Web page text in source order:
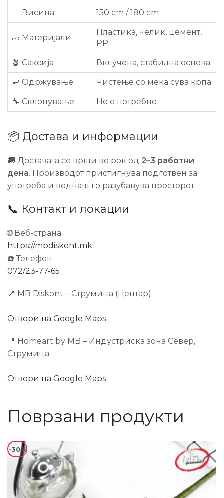
📏 Висина 150 cm / 180 cm
🧱 Материјали
Пластика, челик, цемент,
PP
🪴 Саксија Вклучена, стабилна основа
🧼 Одржување Чистење со мека сува крпа
🔧 Склопување Не е потребно
📦 Достава и информации
🚚 Доставата се врши во рок од 2–3 работни
дена. Производот пристигнува подготвен за
употреба и веднаш го разубавува просторот.
📞 Контакт и локации
🌐 Веб-страна:
https://mbdiskont.mk
☎️ Телефон:
072/23-77-65
📍 MB Diskont – Струмица (Центар)
Отвори на Google Maps
📍 Homeart by MB – Индустриска зона Север,
Струмица
Отвори на Google Maps
Поврзани продукти
-30%